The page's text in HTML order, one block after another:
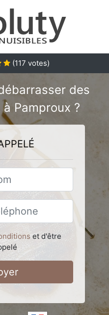
(117 votes)
des
Pamproux ?
et d'être